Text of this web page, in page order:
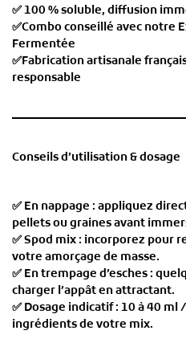
✅ 100 % soluble, diffusion
✅Combo conseillé avec notre
Fermentée
✅Fabrication artisanale
responsable
Conseils d’utilisation & dosage
✅ En nappage : appliquez
pellets ou graines avant
✅ Spod mix : incorporez pour
votre amorçage de masse.
✅ En trempage d’esches :
charger l’appât en attractant.
✅ Dosage indicatif : 10 à 40
ingrédients de votre mix.